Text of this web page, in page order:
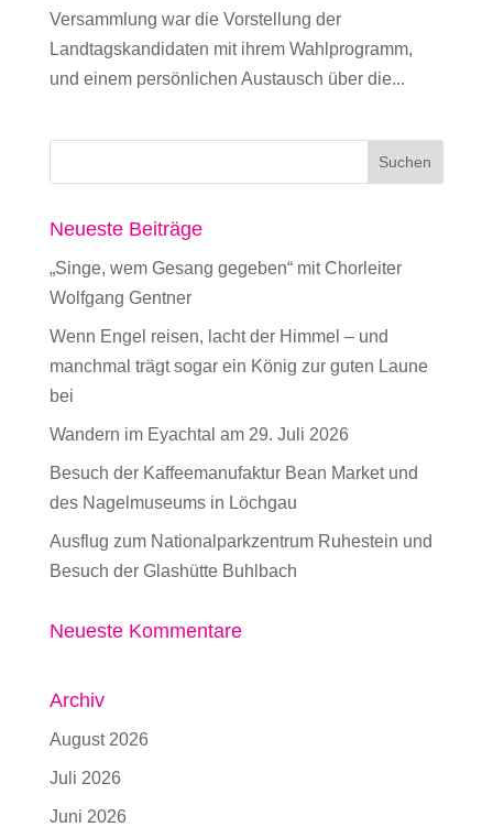
Versammlung war die Vorstellung der
Landtagskandidaten mit ihrem Wahlprogramm,
und einem persönlichen Austausch über die...
Neueste Beiträge
„Singe, wem Gesang gegeben“ mit Chorleiter
Wolfgang Gentner
Wenn Engel reisen, lacht der Himmel – und
manchmal trägt sogar ein König zur guten Laune
bei
Wandern im Eyachtal am 29. Juli 2026
Besuch der Kaffeemanufaktur Bean Market und
des Nagelmuseums in Löchgau
Ausflug zum Nationalparkzentrum Ruhestein und
Besuch der Glashütte Buhlbach
Neueste Kommentare
Archiv
August 2026
Juli 2026
Juni 2026